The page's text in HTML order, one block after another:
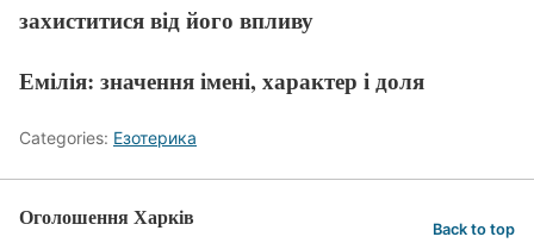
захиститися від його впливу
Емілія: значення імені, характер і доля
Categories: Езотерика
Оголошення Харків Back to top